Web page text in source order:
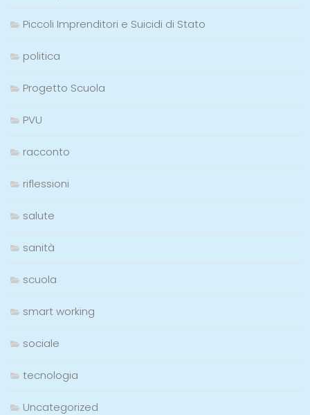
Piccoli Imprenditori e Suicidi di Stato
politica
Progetto Scuola
PVU
racconto
riflessioni
salute
sanità
scuola
smart working
sociale
tecnologia
Uncategorized